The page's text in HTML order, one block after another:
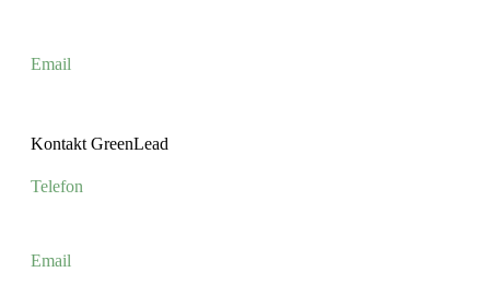
Email
Kontakt GreenLead
Telefon
Email